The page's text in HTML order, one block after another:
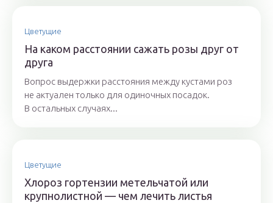
Цветущие
На каком расстоянии сажать розы друг от
друга
Вопрос выдержки расстояния между кустами роз
не актуален только для одиночных посадок.
В остальных случаях...
Цветущие
Хлороз гортензии метельчатой или
крупнолистной — чем лечить листья